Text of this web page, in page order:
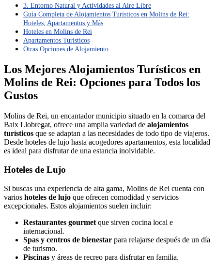
3. Entorno Natural y Actividades al Aire Libre
Guía Completa de Alojamientos Turísticos en Molins de Rei:
Hoteles, Apartamentos y Más
Hoteles en Molins de Rei
Apartamentos Turísticos
Otras Opciones de Alojamiento
Los Mejores Alojamientos Turísticos en
Molins de Rei: Opciones para Todos los
Gustos
Molins de Rei, un encantador municipio situado en la comarca del
Baix Llobregat, ofrece una amplia variedad de alojamientos
turísticos que se adaptan a las necesidades de todo tipo de viajeros.
Desde hoteles de lujo hasta acogedores apartamentos, esta localidad
es ideal para disfrutar de una estancia inolvidable.
Hoteles de Lujo
Si buscas una experiencia de alta gama, Molins de Rei cuenta con
varios hoteles de lujo que ofrecen comodidad y servicios
excepcionales. Estos alojamientos suelen incluir:
Restaurantes gourmet que sirven cocina local e
internacional.
Spas y centros de bienestar para relajarse después de un día
de turismo.
Piscinas y áreas de recreo para disfrutar en familia.